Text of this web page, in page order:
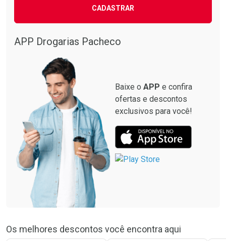
CADASTRAR
APP Drogarias Pacheco
Baixe o APP e confira
ofertas e descontos
exclusivos para você!
Os melhores descontos você encontra aqui